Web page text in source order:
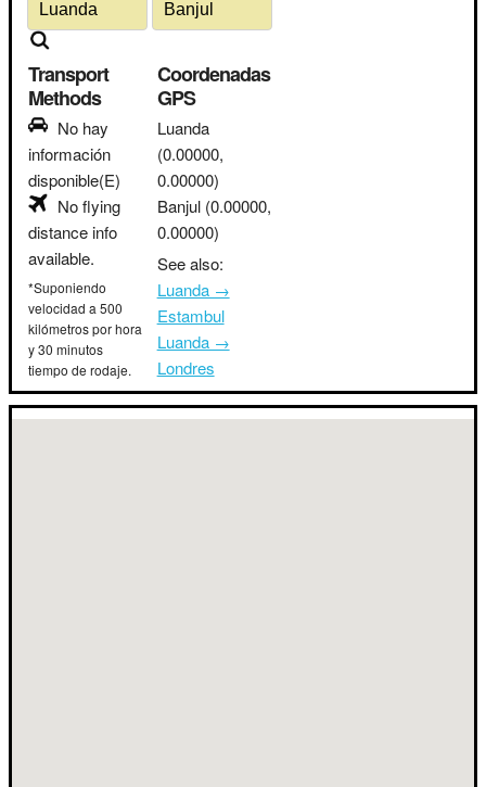
Transport
Methods
No hay
información
disponible(E)
No flying
distance info
available.
*Suponiendo
velocidad a 500
kilómetros por hora
y 30 minutos
tiempo de rodaje.
Coordenadas
GPS
Luanda
(0.00000,
0.00000)
Banjul (0.00000,
0.00000)
See also:
Luanda →
Estambul
Luanda →
Londres